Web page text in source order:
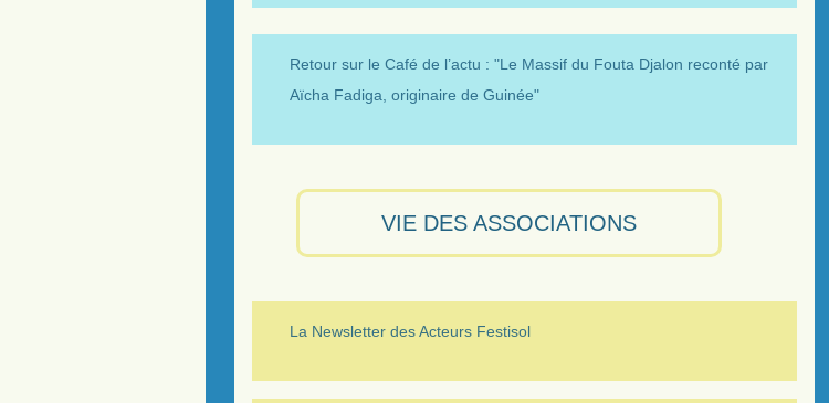
Retour sur le Café de l’actu : "Le Massif du Fouta Djalon reconté par
Aïcha Fadiga, originaire de Guinée"
VIE DES ASSOCIATIONS
La Newsletter des Acteurs Festisol